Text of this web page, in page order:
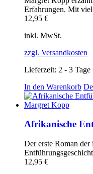
Erfahrungen. Mit
12,95 €
inkl. MwSt.
zzgl. Versandkosten
Lieferzeit: 2 - 3 Tage
In den Warenkorb
Afrikanische
Der erste Roman
12,95 €